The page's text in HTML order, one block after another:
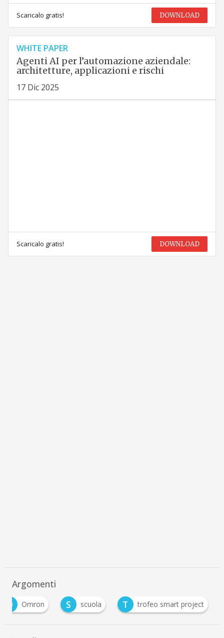
Scaricalo gratis! DOWNLOAD
WHITE PAPER
Agenti AI per l’automazione aziendale:
architetture, applicazioni e rischi
17 Dic 2025
Scaricalo gratis! DOWNLOAD
Argomenti
O
Omron S scuola T trofeo smart project